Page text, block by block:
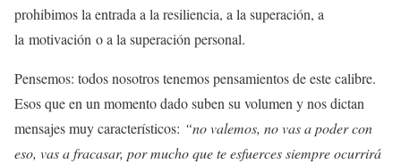
prohibimos la entrada a la resiliencia, a la superación, a
la motivación o a la superación personal.
Pensemos: todos nosotros tenemos pensamientos de este calibre.
Esos que en un momento dado suben su volumen y nos dictan
mensajes muy característicos: “no valemos, no vas a poder con
eso, vas a fracasar, por mucho que te esfuerces siempre ocurrirá